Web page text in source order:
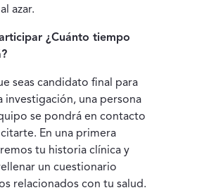
azar.
¿Cuánto tiempo
seas candidato final para
investigación, una persona
se pondrá en contacto
En una primera
tu historia clínica y
un cuestionario
relacionados con tu salud.